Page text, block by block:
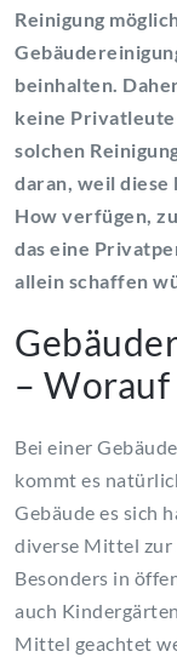
Reinigung
beinhalten.
keine
solchen
daran, weil diese
How verfügen,
das eine
allein schaffen
– Worauf
Bei einer
kommt es
Gebäude es sich
diverse Mittel zur
Besonders in
auch
Mittel geachtet